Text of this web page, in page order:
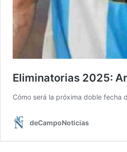
Eliminatorias 2025:
Cómo será la próxima doble fecha
deCampoNoticias